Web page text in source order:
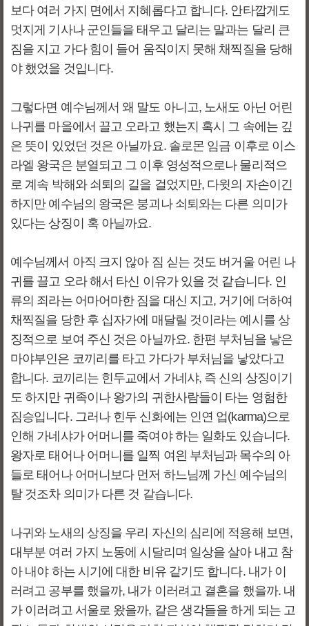
보다 여러 가지 면에서 지혜롭다고 합니다. 안타깝게도
멋지게 기사나 군인들을 태우고 달리는 말과는 달리 큰
짐을 지고 가다 힘이 들어 움직이지 못해 채찍질을 당해
야 했었을 것입니다.
그렇다면 예수님께서 왜 말도 아니고, 노새도 아닌 어린
나귀를 마을에서 끌고 오라고 했는지 혹시 그 속에는 깊
은 뜻이 있었던 것은 아닐까요. 솔로몬 임금 이후로 이스
라엘 왕국은 분열되고 그 이후 영성적으로나 물리적으
로 계속 박해와 쇠퇴의 길을 걸었지만, 다윗의 자손이긴
하지만 예수님의 왕국은 붕괴나 쇠퇴와는 다른 의미가
있다는 상징이 혹 아닐까요.
예수님께서 아직 크지 않아 짐 싣는 것도 버거울 어린 나
귀를 끌고 오라 해서 타신 이유가 있을 것 같습니다. 인
류의 죄라는 어마어마한 짐을 대신 지고, 거기에 더하여
채찍질을 당한 후 십자가에 매달릴 것이라는 예시를 상
징적으로 보여 주신 것은 아닐까요. 한편 부처님을 낳은
마야부인은 코끼리를 타고 가다가 부처님을 낳았다고
합니다. 코끼리는 힌두교에서 가네샤, 즉 신의 상징이기
도 하지만 귀족이나 왕가의 귀한사람들이 타는 영험한
짐승입니다. 그러나 힌두 신화에는 인연 업(karma)으로
인해 가네샤가 어머니를 죽여야 하는 일화도 있습니다.
왕자로 태어나 어머니를 일찍 여읜 부처님과 목수의 아
들로 태어나 어머니보다 먼저 하느님께 가신 예수님의
탈 것조차 의미가 다른 것 같습니다.
나귀와 노새의 상징을 우리 자신의 심리에 적용해 보면,
대부분 여러 가지 노동에 시달리며 일상을 살아 내고 참
아 내야 하는 시기에 대한 비유 같기도 합니다. 내가 이
러려고 공부를 했을까, 내가 이러려고 결혼을 했을까. 내
가 이러려고 서울로 왔을까, 같은 생각들을 하게 되는 고